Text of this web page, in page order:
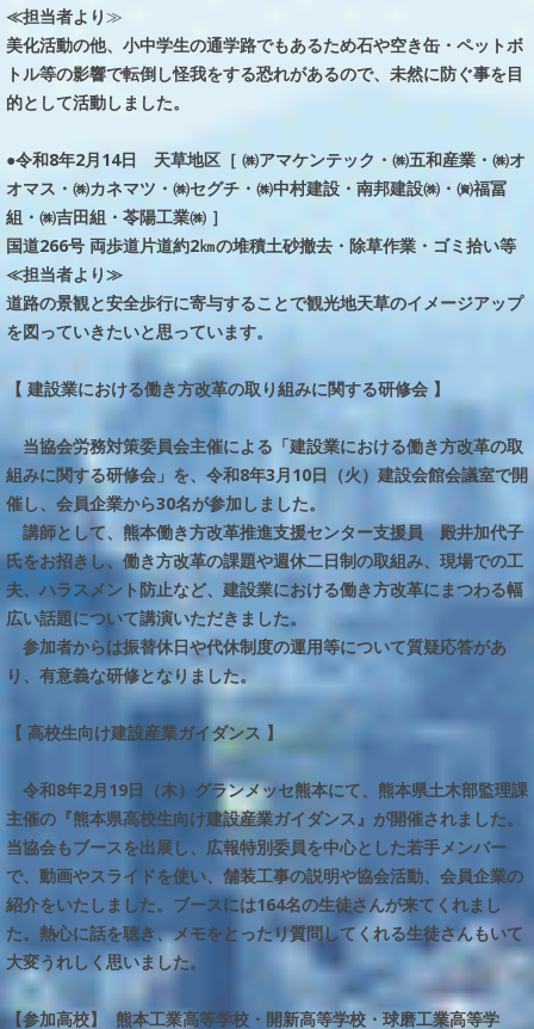
≪担当者より≫
美化活動の他、小中学生の通学路でもあるため石や空き缶・ペットボ
トル等の影響で転倒し怪我をする恐れがあるので、未然に防ぐ事を目
的として活動しました。
●令和8年2月14日 天草地区［ ㈱アマケンテック・㈱五和産業・㈱オ
オマス・㈱カネマツ・㈱セグチ・㈱中村建設・南邦建設㈱・㈾福冨
組・㈱吉田組・苓陽工業㈱ ］
国道266号 両歩道片道約2㎞の堆積土砂撤去・除草作業・ゴミ拾い等
≪担当者より≫
道路の景観と安全歩行に寄与することで観光地天草のイメージアップ
を図っていきたいと思っています。
【 建設業における働き方改革の取り組みに関する研修会 】
当協会労務対策委員会主催による「建設業における働き方改革の取
組みに関する研修会」を、令和8年3月10日（火）建設会館会議室で開
催し、会員企業から30名が参加しました。
講師として、熊本働き方改革推進支援センター支援員 殿井加代子
氏をお招きし、働き方改革の課題や週休二日制の取組み、現場での工
夫、ハラスメント防止など、建設業における働き方改革にまつわる幅
広い話題について講演いただきました。
参加者からは振替休日や代休制度の運用等について質疑応答があ
り、有意義な研修となりました。
【 高校生向け建設産業ガイダンス 】
令和8年2月19日（木）グランメッセ熊本にて、熊本県土木部監理課
主催の『熊本県高校生向け建設産業ガイダンス』が開催されました。
当協会もブースを出展し、広報特別委員を中心とした若手メンバー
で、動画やスライドを使い、舗装工事の説明や協会活動、会員企業の
紹介をいたしました。ブースには164名の生徒さんが来てくれまし
た。熱心に話を聴き、メモをとったり質問してくれる生徒さんもいて
大変うれしく思いました。
【参加高校】 熊本工業高等学校・開新高等学校・球磨工業高等学